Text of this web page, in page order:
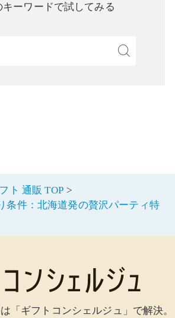
キーワードで試してみる
ト 通販 TOP
条件：北海道発の贅沢パーティ特
「ギフトコンシェルジュ」で解決。